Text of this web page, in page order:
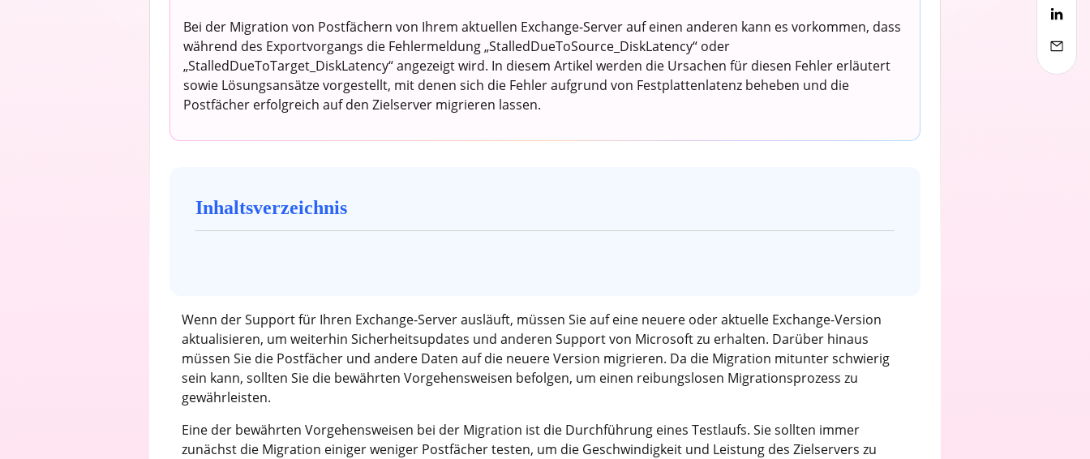
Bei der Migration von Postfächern von Ihrem aktuellen Exchange-Server auf einen anderen kann es vorkommen, dass
während des Exportvorgangs die Fehlermeldung „StalledDueToSource_DiskLatency“ oder
„StalledDueToTarget_DiskLatency“ angezeigt wird. In diesem Artikel werden die Ursachen für diesen Fehler erläutert
sowie Lösungsansätze vorgestellt, mit denen sich die Fehler aufgrund von Festplattenlatenz beheben und die
Postfächer erfolgreich auf den Zielserver migrieren lassen.
Inhaltsverzeichnis
Wenn der Support für Ihren Exchange-Server ausläuft, müssen Sie auf eine neuere oder aktuelle Exchange-Version
aktualisieren, um weiterhin Sicherheitsupdates und anderen Support von Microsoft zu erhalten. Darüber hinaus
müssen Sie die Postfächer und andere Daten auf die neuere Version migrieren. Da die Migration mitunter schwierig
sein kann, sollten Sie die bewährten Vorgehensweisen befolgen, um einen reibungslosen Migrationsprozess zu
gewährleisten.
Eine der bewährten Vorgehensweisen bei der Migration ist die Durchführung eines Testlaufs. Sie sollten immer
zunächst die Migration einiger weniger Postfächer testen, um die Geschwindigkeit und Leistung des Zielservers zu